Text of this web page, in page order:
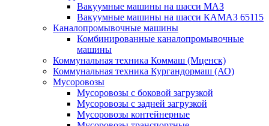
Вакуумные машины на шасси МАЗ
Вакуумные машины на шасси КАМАЗ 65115
Каналопромывочные машины
Комбинированные каналопромывочные
машины
Коммунальная техника Коммаш (Мценск)
Коммунальная техника Кургандормаш (АО)
Мусоровозы
Мусоровозы с боковой загрузкой
Мусоровозы с задней загрузкой
Мусоровозы контейнерные